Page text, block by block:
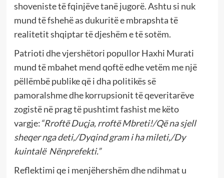
shoveniste të fqinjëve tanë jugorë. Ashtu si nuk
mund të fshehë as dukuritë e mbrapshta të
realitetit shqiptar të djeshëm e të sotëm.
Patrioti dhe vjershëtori popullor Haxhi Murati
mund të mbahet mend qoftë edhe vetëm me një
pëllëmbë publike që i dha politikës së
pamoralshme dhe korrupsionit të qeveritarëve
zogistë në prag të pushtimt fashist me këto
vargje:“Rroftë Duçja, rroftë Mbreti!/Që na sjell
sheqer nga deti,/Dyqind gram i ha mileti,/Dy
kuintalë Nënprefekti.”
Reflektimi qe i menjëhershëm dhe ndihmat u